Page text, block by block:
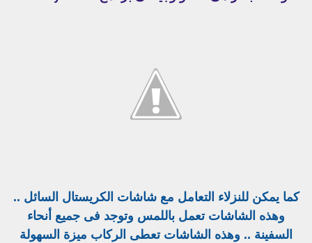
كما يمكن للنزلاء التعامل مع شاشات الكريستال السائل ..
وهذه الشاشات تعمل باللمس وتوجد فى جميع أنحاء
السفينة .. وهذه الشاشات تعطى الركاب ميزة السهولة